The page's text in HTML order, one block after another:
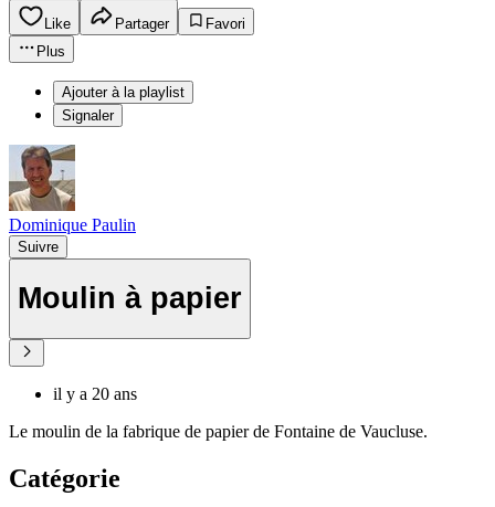
Like Partager
Favori
Plus
Ajouter à la playlist
Signaler
Dominique Paulin
Suivre
Moulin à papier
il y a 20 ans
Le moulin de la fabrique de papier de Fontaine de Vaucluse.
Catégorie